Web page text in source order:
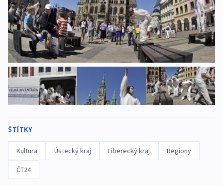
ŠTÍTKY
Kultura Ústecký kraj Liberecký kraj Regiony
ČT24